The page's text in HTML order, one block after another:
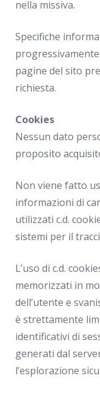
nella missiva.
Specifiche
pagine del sito
richiesta.
Cookies
Nessun dato
proposito
Non viene fatto
informazioni di
utilizzati c.d.
sistemi per il
L’uso di c.d.
memorizzati in
dell’utente e
è strettamente
identificativi di
generati dal
l’esplorazione